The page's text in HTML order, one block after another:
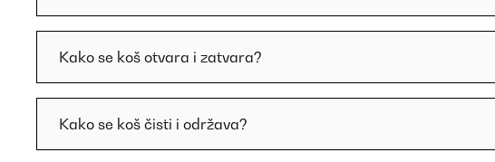
Kako se koš otvara i zatvara?
Kako se koš čisti i održava?